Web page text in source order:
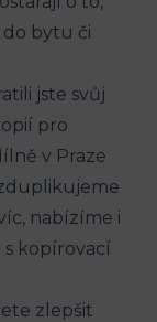
bytu či
jste svůj
pro
v Praze
nabízíme i
kopírovací
zlepšit